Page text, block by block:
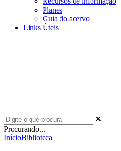
Planes
Guia do acervo
Links Úteis
Procurando...
InícioBiblioteca